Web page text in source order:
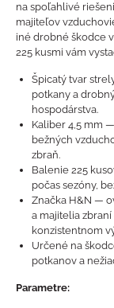
na spoľahlivé
majiteľov
iné drobné škodce
225 kusmi vám
Špicatý tvar
potkany a
hospodárstva.
Kaliber 4,5 mm
bežných
zbraň.
Balenie 225
počas sezóny,
Značka H&N —
a majitelia
konzistentnom
Určené na
potkanov a
Parametre: